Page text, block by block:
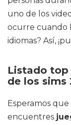
uno de los
ocurre cuando
idiomas? Así,
Listado top
de los sims
Esperamos
encuentres